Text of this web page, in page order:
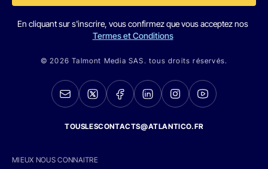
En cliquant sur s'inscrire, vous confirmez que vous acceptez nos
Termes et Conditions
© 2026 Talmont Media SAS. tous droits réservés.
TOUSLESCONTACTS@ATLANTICO.FR
MIEUX NOUS CONNAITRE